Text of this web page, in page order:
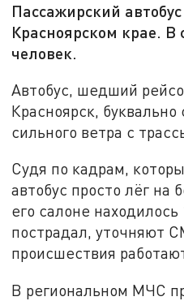
Пассажирский
Красноярском крае. В
человек.
Автобус, шедший
Красноярск,
сильного ветра с
Судя по кадрам,
автобус просто лёг на
его салоне
пострадал, уточняют
происшествия
В региональном МЧС